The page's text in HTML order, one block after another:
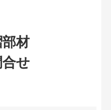
材
せ